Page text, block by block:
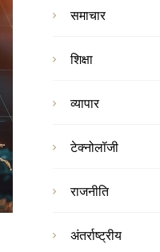
समाचार
शिक्षा
व्यापार
टेक्नोलॉजी
राजनीति
अंतर्राष्ट्रीय